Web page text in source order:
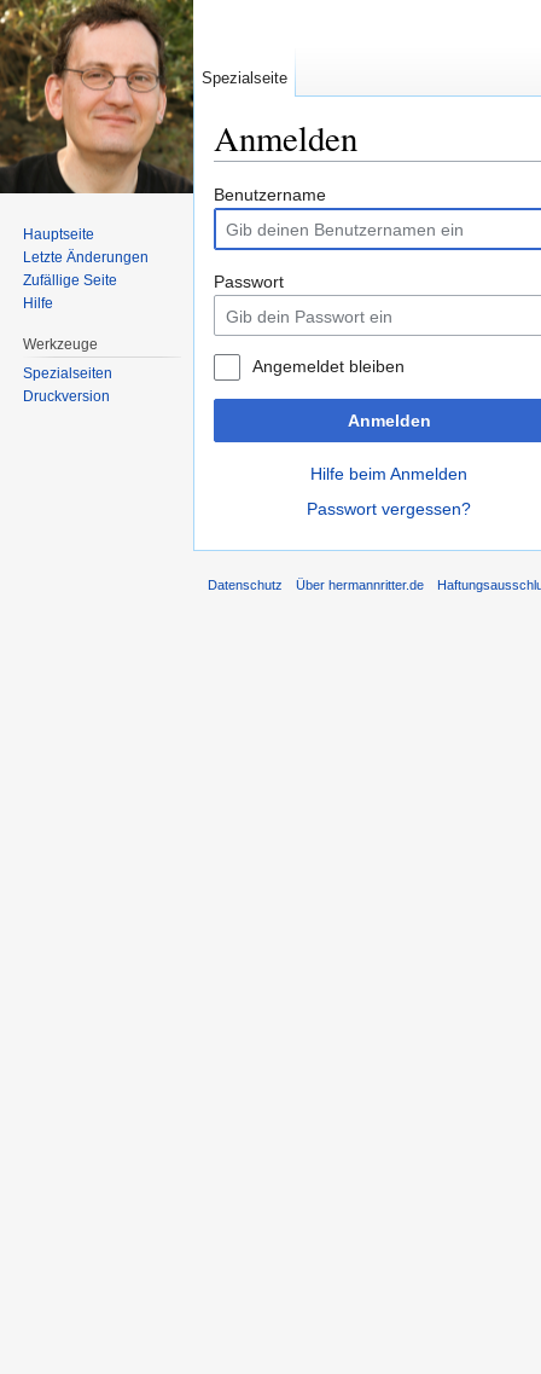
Anmelden
Benutzername
Passwort
Angemeldet bleiben
Anmelden
Hilfe beim Anmelden
Passwort vergessen?
Spezialseite
Hauptseite
Letzte Änderungen
Zufällige Seite
Hilfe
Werkzeuge
Spezialseiten
Druckversion
Datenschutz Über hermannritter.de